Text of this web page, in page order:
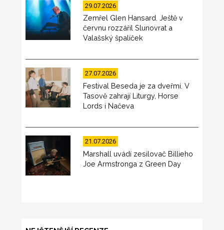
29.07.2026
Zemřel Glen Hansard. Ještě v
červnu rozzářil Slunovrat a
Valašský špalíček
27.07.2026
Festival Beseda je za dveřmi. V
Tasově zahrají Liturgy, Horse
Lords i Načeva
21.07.2026
Marshall uvádí zesilovač Billieho
Joe Armstronga z Green Day